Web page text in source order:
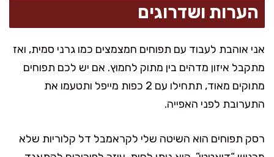
הערות ושדרוגים
אני אוהבת לעבוד עם תפוחים חמצמצים כמו גרני סמית, ואז
מתקבל איזון מדהים בין מתוק לחמוץ. אם יש לכם תפוחים
מתוקים מאוד, תתחילו עם 2 כפות מייפל ותטעמו את
התערובת לפני האפייה.
רסק תפוחים הוא השיטה שלי לקראמבל דל קלוריות שלא